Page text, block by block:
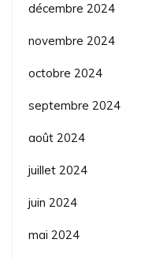
décembre 2024
novembre 2024
octobre 2024
septembre 2024
août 2024
juillet 2024
juin 2024
mai 2024